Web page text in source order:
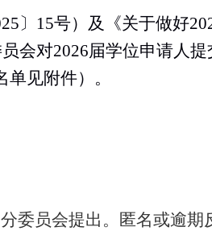
5〕 15号）及《关于做好
会对2026届学位申请人
见附件）。
委员会提出。匿名或逾期